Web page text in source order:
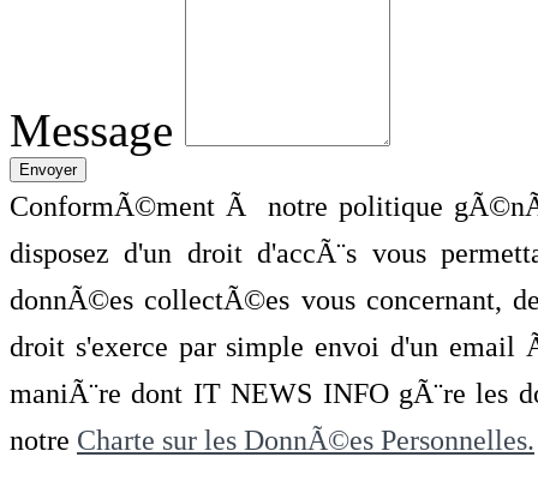
Message
ConformÃ©ment Ã notre politique
disposez d'un droit d'accÃ¨s vous
donnÃ©es collectÃ©es vous concernant,
droit s'exerce par simple envoi d'un
maniÃ¨re dont IT NEWS INFO gÃ¨re les
notre Charte sur les DonnÃ©es Personnelles.